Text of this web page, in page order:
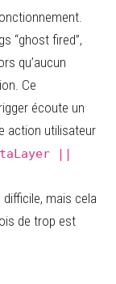
“ghost fired”,
qu’aucun
Ce
écoute un
action utilisateur
||
difficile, mais cela
de trop est